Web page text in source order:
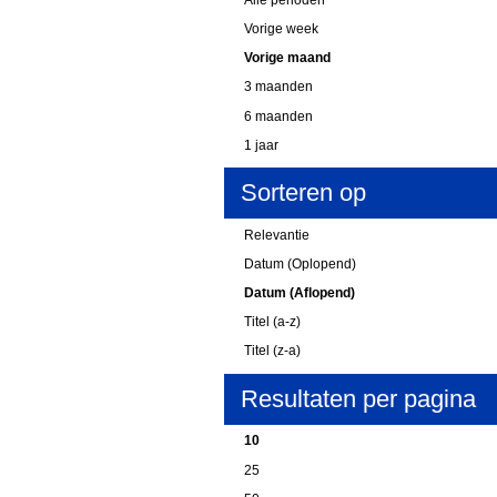
Vorige week
Vorige maand
3 maanden
6 maanden
1 jaar
Sorteren op
Relevantie
Datum (Oplopend)
Datum (Aflopend)
Titel (a-z)
Titel (z-a)
Resultaten per pagina
10
25